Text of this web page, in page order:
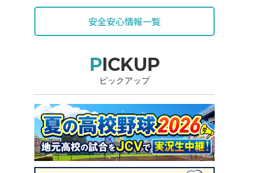
安全安心情報一覧
PICKUP
ピックアップ